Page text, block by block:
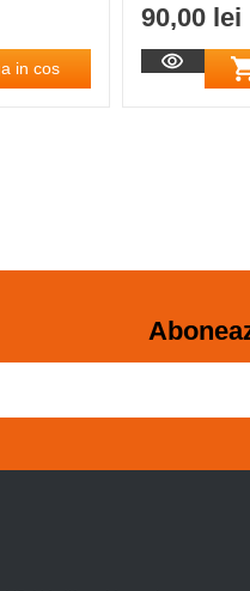
in cos
90,00 lei